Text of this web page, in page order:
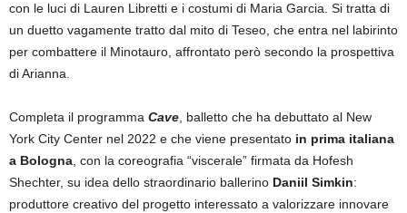
con le luci di Lauren Libretti e i costumi di Maria Garcia. Si tratta di
un duetto vagamente tratto dal mito di Teseo, che entra nel labirinto
per combattere il Minotauro, affrontato però secondo la prospettiva
di Arianna.
Completa il programma Cave, balletto che ha debuttato al New
York City Center nel 2022 e che viene presentato in prima italiana
a Bologna, con la coreografia “viscerale” firmata da Hofesh
Shechter, su idea dello straordinario ballerino Daniil Simkin:
produttore creativo del progetto interessato a valorizzare innovare